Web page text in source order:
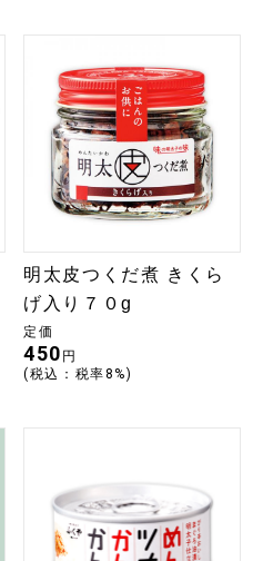
明太皮つくだ煮 きくら
げ入り７０g
定価
450 円
(税込：税率8%)